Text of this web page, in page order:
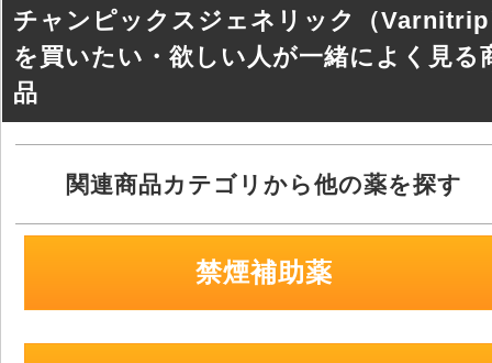
チャンピックスジェネリック（
を買いたい・欲しい人が一緒によく見る
品
関連商品カテゴリから他の薬を探す
禁煙補助薬